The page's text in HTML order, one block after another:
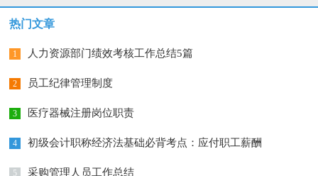
热门文章
1 人力资源部门绩效考核工作总结5篇
2 员工纪律管理制度
3 医疗器械注册岗位职责
4 初级会计职称经济法基础必背考点：应付职工薪酬
5 采购管理人员工作总结